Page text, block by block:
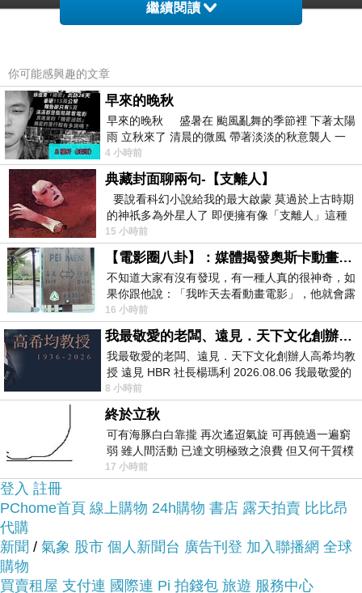
品質有保障又有七天鑑
貴!
服務這麼優，當然在網路購物最好啦~~你一定要來
看看瑞里一品茶業民宿~~
商品網址:
商品網址:
::::::::::::::::::::::好康推
繼續閱讀
你可能感興趣的文章
早來的晚秋
早來的晚秋 盛暑在 颱風亂舞的季節裡 下著太陽
雨 立秋來了 清晨的微風 帶著淡淡的秋意襲人 一
下子 又被赤
4 小時前
典藏封面聊兩句-【支離人】
要說看科幻小說給我的最大啟蒙 莫過於上古時期
的神祇多為外星人了 即便擁有像「支離人」這種
驚世駭俗的神通法門 也未必讀
15 小時前
【電影圈八卦】：媒體揭發奧斯卡動畫項目投票醜聞！好萊塢為什麼看不起動畫電影？
不知道大家有沒有發現，有一種人真的很神奇，如
果你跟他說：「我昨天去看動畫電影」，他就會露
出一種慈祥的微笑，然後問你是不是陪小
16 小時前
我最敬愛的老闆、遠見．天下文化創辦人高希均教授
我最敬愛的老闆、遠見．天下文化創辦人高希均教
授 遠見 HBR 社長楊瑪利 2026.08.06 我最敬愛的
老闆、遠見．天下文化創辦人高希均教
8 小時前
終於立秋
可有海豚白白靠攏 再次遙迢氣旋 可再饒過一遍窮
弱 雖人間活動 已達文明極致之浪費 但又何干質樸
者 只能白白陪葬
17 小時前
登入 註冊
PChome首頁 線上購物 24h購物 書店 露天拍賣 比比昂
代購
新聞 / 氣象 股市 個人新聞台 廣告刊登 加入聯播網 全球
購物
買賣租屋 支付連 國際連 Pi 拍錢包 旅遊 服務中心